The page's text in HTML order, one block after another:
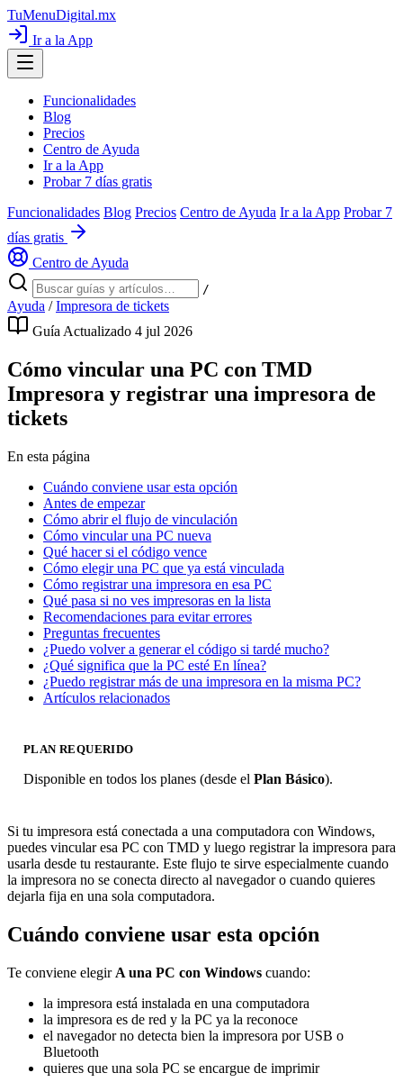
TuMenuDigital.mx
Ir a la App
Funcionalidades
Blog
Precios
Centro de Ayuda
Ir a la App
Probar 7 días gratis
Funcionalidades Blog Precios Centro de Ayuda Ir a la App Probar 7
días gratis
Centro de Ayuda
/
Ayuda / Impresora de tickets
Guía Actualizado 4 jul 2026
Cómo vincular una PC con TMD
Impresora y registrar una impresora de
tickets
En esta página
Cuándo conviene usar esta opción
Antes de empezar
Cómo abrir el flujo de vinculación
Cómo vincular una PC nueva
Qué hacer si el código vence
Cómo elegir una PC que ya está vinculada
Cómo registrar una impresora en esa PC
Qué pasa si no ves impresoras en la lista
Recomendaciones para evitar errores
Preguntas frecuentes
¿Puedo volver a generar el código si tardé mucho?
¿Qué significa que la PC esté En línea?
¿Puedo registrar más de una impresora en la misma PC?
Artículos relacionados
PLAN REQUERIDO
Disponible en todos los planes (desde el Plan Básico).
Si tu impresora está conectada a una computadora con Windows,
puedes vincular esa PC con TMD y luego registrar la impresora para
usarla desde tu restaurante. Este flujo te sirve especialmente cuando
la impresora no se conecta directo al navegador o cuando quieres
dejarla fija en una sola computadora.
Cuándo conviene usar esta opción
Te conviene elegir A una PC con Windows cuando:
la impresora está instalada en una computadora
la impresora es de red y la PC ya la reconoce
el navegador no detecta bien la impresora por USB o
Bluetooth
quieres que una sola PC se encargue de imprimir